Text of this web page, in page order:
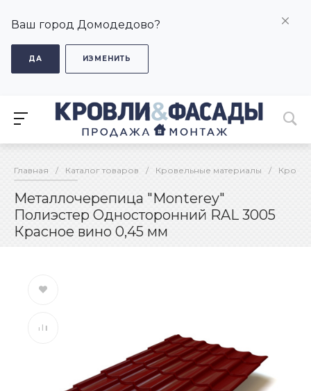
Ваш город Домодедово?
ДА ИЗМЕНИТЬ
Главная / Каталог товаров / Кровельные материалы /
Металлочерепица "Monterey"
Полиэстер Односторонний RAL 3005
Красное вино 0,45 мм